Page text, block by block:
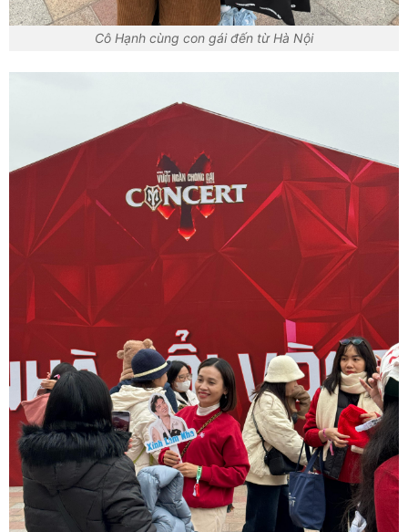
Cô Hạnh cùng con gái đến từ Hà Nội